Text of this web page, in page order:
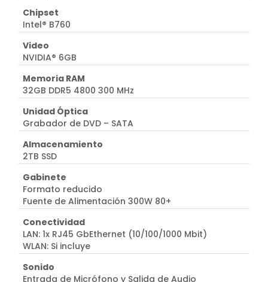
Chipset
Intel® B760
Video
NVIDIA® 6GB
Memoria RAM
32GB DDR5 4800 300 MHz
Unidad Óptica
Grabador de DVD – SATA
Almacenamiento
2TB SSD
Gabinete
Formato reducido
Fuente de Alimentación 300W 80+
Conectividad
LAN: 1x RJ45 GbEthernet (10/100/1000 Mbit)
WLAN: Si incluye
Sonido
Entrada de Micrófono y Salida de Audio